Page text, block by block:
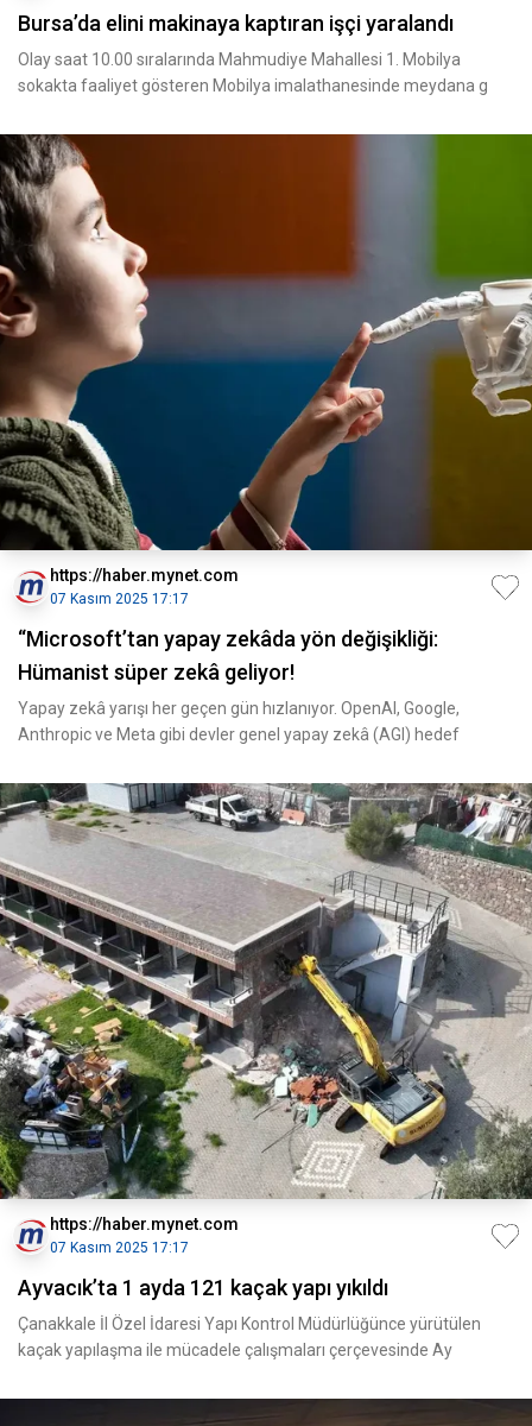
Bursa’da elini makinaya kaptıran işçi yaralandı
Olay saat 10.00 sıralarında Mahmudiye Mahallesi 1. Mobilya
sokakta faaliyet gösteren Mobilya imalathanesinde meydana g
https://haber.mynet.com
07 Kasım 2025 17:17
“Microsoft’tan yapay zekâda yön değişikliği:
Hümanist süper zekâ geliyor!
Yapay zekâ yarışı her geçen gün hızlanıyor. OpenAI, Google,
Anthropic ve Meta gibi devler genel yapay zekâ (AGI) hedef
https://haber.mynet.com
07 Kasım 2025 17:17
Ayvacık’ta 1 ayda 121 kaçak yapı yıkıldı
Çanakkale İl Özel İdaresi Yapı Kontrol Müdürlüğünce yürütülen
kaçak yapılaşma ile mücadele çalışmaları çerçevesinde Ay